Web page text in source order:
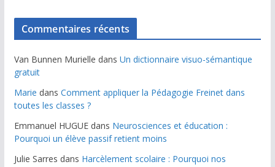
Commentaires récents
Van Bunnen Murielle dans Un dictionnaire visuo-sémantique
gratuit
Marie dans Comment appliquer la Pédagogie Freinet dans
toutes les classes ?
Emmanuel HUGUEdans Neurosciences et éducation :
Pourquoi un élève passif retient moins
Julie Sarres dans Harcèlement scolaire : Pourquoi nos